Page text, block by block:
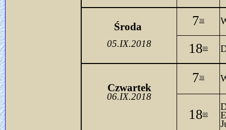
Środa
05.IX.2018
730
1800
Czwartek
06.IX.2018
730
1800